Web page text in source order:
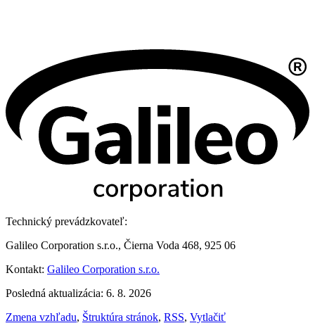
Technický prevádzkovateľ:
Galileo Corporation s.r.o., Čierna Voda 468, 925 06
Kontakt: Galileo Corporation s.r.o.
Posledná aktualizácia: 6. 8. 2026
Zmena vzhľadu, Štruktúra stránok, RSS, Vytlačiť